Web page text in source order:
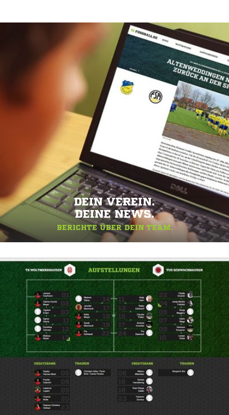
DEIN VEREIN.
DEINE NEWS.
BERICHTE ÜBER DEIN TEAM.